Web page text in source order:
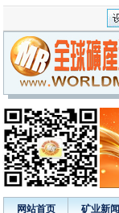
网站首页 矿业新闻